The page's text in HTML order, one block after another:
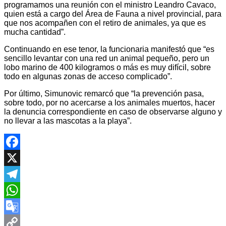
programamos una reunión con el ministro Leandro Cavaco,
quien está a cargo del Área de Fauna a nivel provincial, para
que nos acompañen con el retiro de animales, ya que es
mucha cantidad”.
Continuando en ese tenor, la funcionaria manifestó que “es
sencillo levantar con una red un animal pequeño, pero un
lobo marino de 400 kilogramos o más es muy difícil, sobre
todo en algunas zonas de acceso complicado”.
Por último, Simunovic remarcó que “la prevención pasa,
sobre todo, por no acercarse a los animales muertos, hacer
la denuncia correspondiente en caso de observarse alguno y
no llevar a las mascotas a la playa”.
Facebook
X
Telegram
WhatsApp
Google